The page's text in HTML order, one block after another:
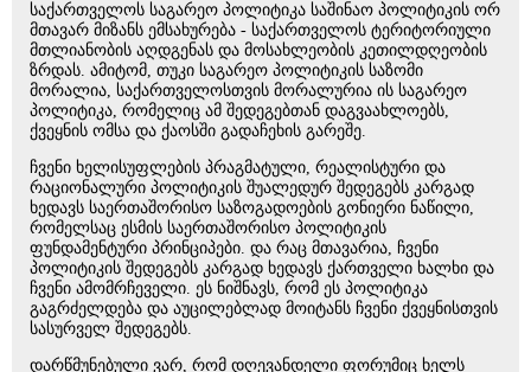
საქართველოს საგარეო პოლიტიკა საშინაო პოლიტიკის ორ
მთავარ მიზანს ემსახურება - საქართველოს ტერიტორიული
მთლიანობის აღდგენას და მოსახლეობის კეთილდღეობის
ზრდას. ამიტომ, თუკი საგარეო პოლიტიკის საზომი
მორალია, საქართველოსთვის მორალურია ის საგარეო
პოლიტიკა, რომელიც ამ შედეგებთან დაგვაახლოებს,
ქვეყნის ომსა და ქაოსში გადაჩეხის გარეშე.
ჩვენი ხელისუფლების პრაგმატული, რეალისტური და
რაციონალური პოლიტიკის შუალედურ შედეგებს კარგად
ხედავს საერთაშორისო საზოგადოების გონიერი ნაწილი,
რომელსაც ესმის საერთაშორისო პოლიტიკის
ფუნდამენტური პრინციპები. და რაც მთავარია, ჩვენი
პოლიტიკის შედეგებს კარგად ხედავს ქართველი ხალხი და
ჩვენი ამომრჩეველი. ეს ნიშნავს, რომ ეს პოლიტიკა
გაგრძელდება და აუცილებლად მოიტანს ჩვენი ქვეყნისთვის
სასურველ შედეგებს.
დარწმუნებული ვარ, რომ დღევანდელი ფორუმიც ხელს